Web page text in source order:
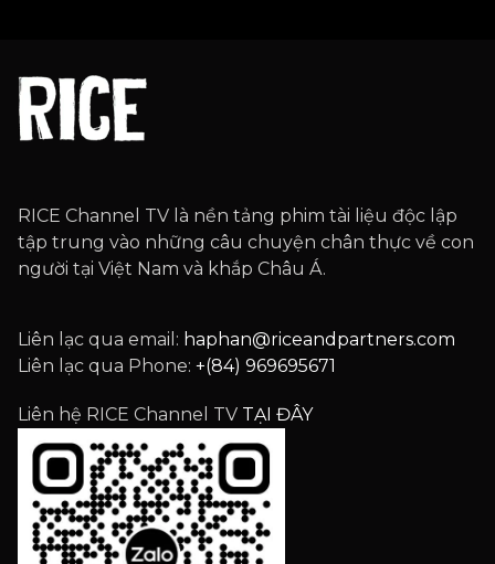
RICE Channel TV là nền tảng phim tài liệu độc lập
tập trung vào những câu chuyện chân thực về con
người tại Việt Nam và khắp Châu Á.
Liên lạc qua email: haphan@riceandpartners.com
Liên lạc qua Phone: +(84) 969695671
Liên hệ RICE Channel TV TẠI ĐÂY